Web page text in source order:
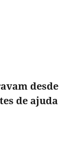
desde
de ajuda